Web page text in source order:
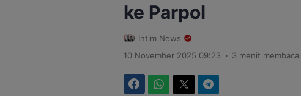
ke Parpol
Intim News
10 November 2025 09:23 . 3 menit membaca